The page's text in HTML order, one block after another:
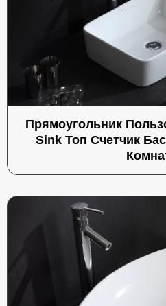
Прямоугольник
Sink Топ Счетчик